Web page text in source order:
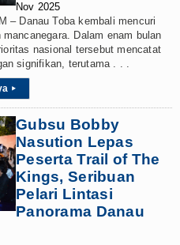
Nov 2025
– Danau Toba kembali mencuri
Dalam enam bulan
nasional tersebut mencatat
signifikan, terutama . . .
▸
Gubsu Bobby
Nasution Lepas
Peserta Trail of The
Kings, Seribuan
Pelari Lintasi
Panorama Danau